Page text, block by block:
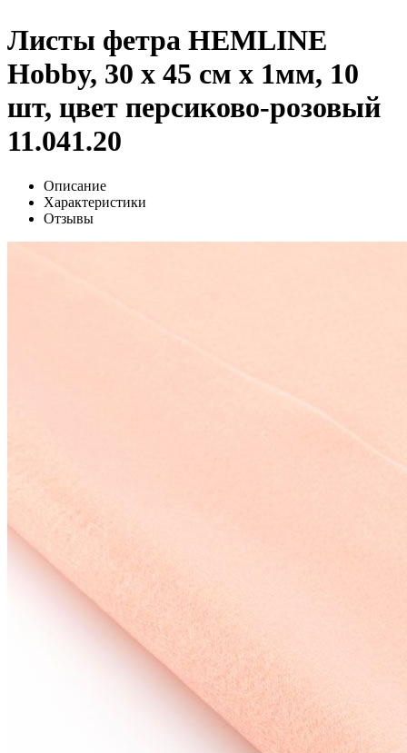
Листы фетра HEMLINE
Hobby, 30 х 45 см х 1мм, 10
шт, цвет персиково-розовый
11.041.20
Описание
Характеристики
Отзывы